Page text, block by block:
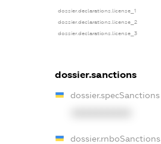
dossier.declarations.license_1
dossier.declarations.license_2
dossier.declarations.license_3
dossier.sanctions
dossier.specSanctions
dossier.rnboSanctions